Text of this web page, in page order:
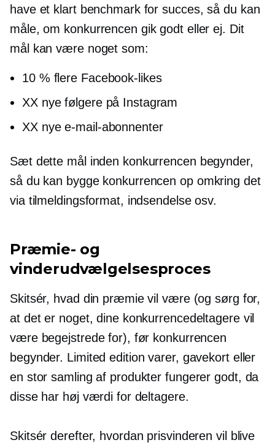
have et klart benchmark for succes, så du kan
måle, om konkurrencen gik godt eller ej. Dit
mål kan være noget som:
10 % flere Facebook-likes
XX nye følgere på Instagram
XX nye e-mail-abonnenter
Sæt dette mål inden konkurrencen begynder,
så du kan bygge konkurrencen op omkring det
via tilmeldingsformat, indsendelse osv.
Præmie- og
vinderudvælgelsesproces
Skitsér, hvad din præmie vil være (og sørg for,
at det er noget, dine konkurrencedeltagere vil
være begejstrede for), før konkurrencen
begynder. Limited edition varer, gavekort eller
en stor samling af produkter fungerer godt, da
disse har høj værdi for deltagere.
Skitsér derefter, hvordan prisvinderen vil blive